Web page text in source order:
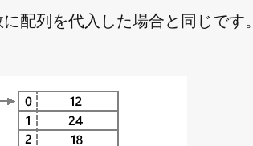
配列を代入した場合と同じです。